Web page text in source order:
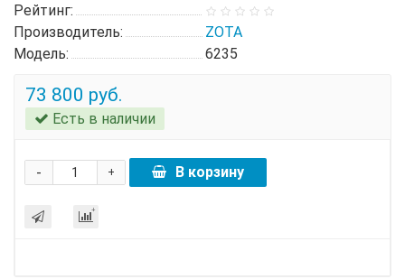
Рейтинг:
Производитель:
ZOTA
Модель:
6235
73 800 руб.
Есть в наличии
+
- В корзину